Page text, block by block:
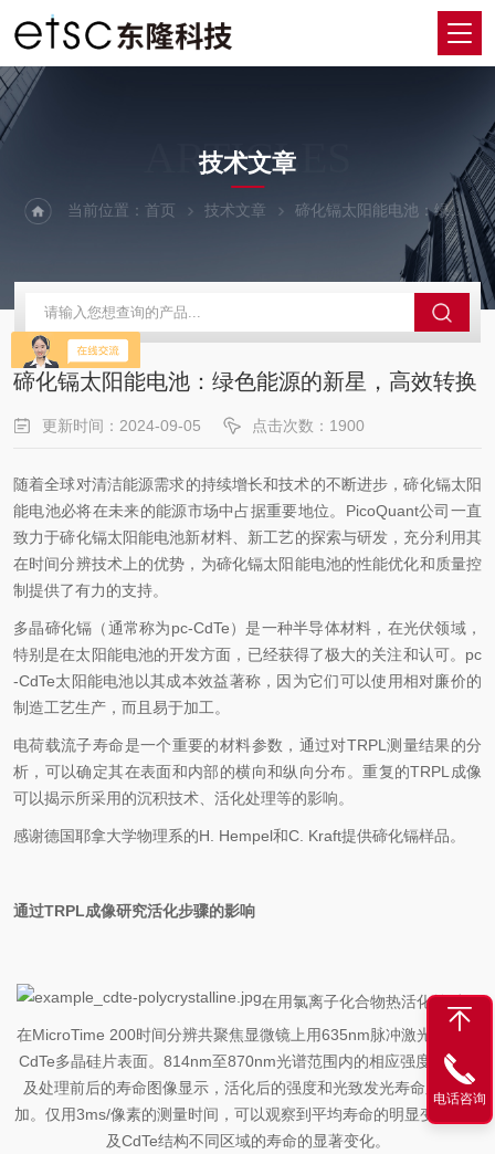
ARTICLES
技术文章
当前位置：首页 技术文章 碲化镉太阳能电池：绿色能源的新星，高效转换
碲化镉太阳能电池：绿色能源的新星，高效转换
更新时间：2024-09-05 点击次数：1900
随着全球对清洁能源需求的持续增长和技术的不断进步，碲化镉太阳
能电池必将在未来的能源市场中占据重要地位。‌‌PicoQuant公司一直
致力于碲化镉太阳能电池新材料、‌新工艺的探索与研发，充分利用其
在时间分辨技术上的优势，‌为碲化镉太阳能电池的性能优化和质量控
制提供了有力的支持。‌
多晶碲化镉（通常称为pc-CdTe）是一种半导体材料，在光伏领域，
特别是在太阳能电池的开发方面，已经获得了极大的关注和认可。pc
-CdTe太阳能电池以其成本效益著称，因为它们可以使用相对廉价的
制造工艺生产，而且易于加工。
电荷载流子寿命是一个重要的材料参数，通过对TRPL测量结果的分
析，可以确定其在表面和内部的横向和纵向分布。重复的TRPL成像
可以揭示所采用的沉积技术、活化处理等的影响。
感谢德国耶拿大学物理系的H. Hempel和C. Kraft提供碲化镉样品。
通过TRPL成像研究活化步骤的影响
在用氯离子化合物热活化前后，
在MicroTime 200时间分辨共聚焦显微镜上用635nm脉冲激光器扫描
CdTe多晶硅片表面。814nm至870nm光谱范围内的相应强度图像以
及处理前后的寿命图像显示，活化后的强度和光致发光寿命显著增
加。仅用3ms/像素的测量时间，可以观察到平均寿命的明显变化，以
及CdTe结构不同区域的寿命的显著变化。
电话咨询